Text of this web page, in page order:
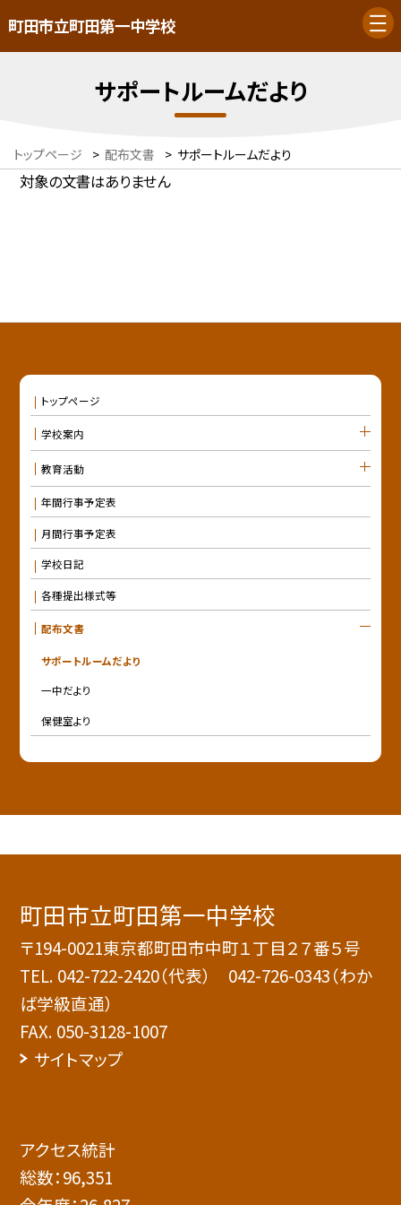
町田市立町田第一中学校
サポートルームだより
トップページ > 配布文書 > サポートルームだより
対象の文書はありません
トップページ
学校案内
教育活動
年間行事予定表
月間行事予定表
学校日記
各種提出様式等
配布文書
サポートルームだより
一中だより
保健室より
町田市立町田第一中学校
〒194-0021東京都町田市中町１丁目２７番５号
TEL. 042-722-2420（代表） 042-726-0343（わか
ば学級直通）
FAX. 050-3128-1007
サイトマップ
アクセス統計
総数：96,351